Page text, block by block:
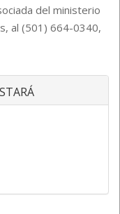
del ministerio
al (501) 664-0340,